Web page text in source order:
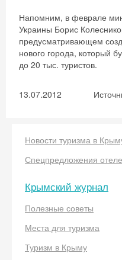
Напомним, в феврале
Украины Борис
предусматривающем
нового города, который
до 20 тыс. туристов.
13.07.2012
Новости туризма в
Спецпредложения
Крымский журнал
Полезные советы
Места для туризма
Туризм в Крыму
промокод на